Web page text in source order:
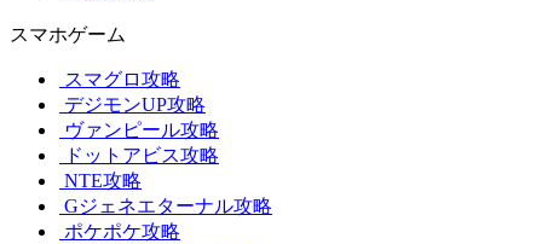
スマホゲーム
スマグロ攻略
デジモンUP攻略
ヴァンピール攻略
ドットアビス攻略
NTE攻略
Gジェネエターナル攻略
ポケポケ攻略